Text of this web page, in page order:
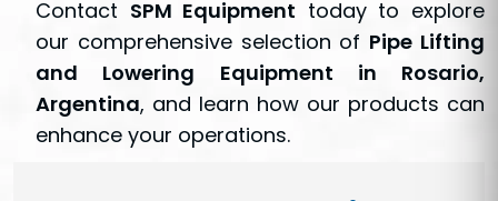
Contact SPM Equipment today to explore
our comprehensive selection of Pipe Lifting
and Lowering Equipment in Rosario,
Argentina, and learn how our products can
enhance your operations.